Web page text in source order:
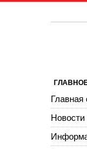
Главная
Новости